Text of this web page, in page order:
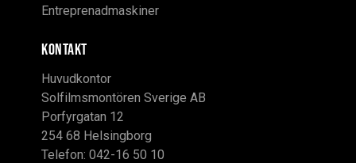
Entreprenadmaskiner
KONTAKT
Huvudkontor
Solfilmsmontören Sverige AB
Porfyrgatan 12
254 68 Helsingborg
Telefon: 042-16 50 10